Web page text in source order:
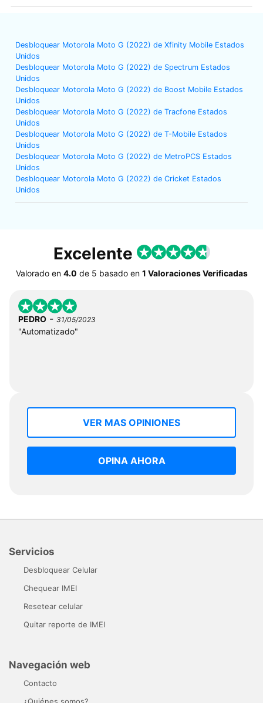
Desbloquear Motorola Moto G (2022) de Xfinity Mobile Estados
Unidos
Desbloquear Motorola Moto G (2022) de Spectrum Estados
Unidos
Desbloquear Motorola Moto G (2022) de Boost Mobile Estados
Unidos
Desbloquear Motorola Moto G (2022) de Tracfone Estados
Unidos
Desbloquear Motorola Moto G (2022) de T-Mobile Estados
Unidos
Desbloquear Motorola Moto G (2022) de MetroPCS Estados
Unidos
Desbloquear Motorola Moto G (2022) de Cricket Estados
Unidos
Excelente
Valorado en 4.0 de 5 basado en 1 Valoraciones Verificadas
PEDRO - 31/05/2023
"Automatizado"
VER MAS OPINIONES
OPINA AHORA
Servicios
Desbloquear Celular
Chequear IMEI
Resetear celular
Quitar reporte de IMEI
Navegación web
Contacto